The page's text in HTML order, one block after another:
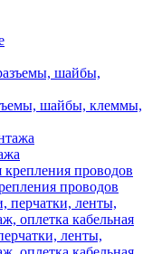
шайбы, клеммы,
проводов
ленты,